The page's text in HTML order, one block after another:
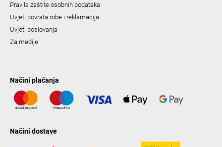
Pravila zaštite osobnih podataka
Uvjeti povrata robe i reklamacija
Uvjeti poslovanja
Za medije
Načini plaćanja
Načini dostave